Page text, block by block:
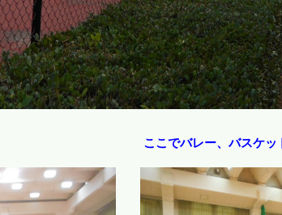
ここでバレー、バスケッ